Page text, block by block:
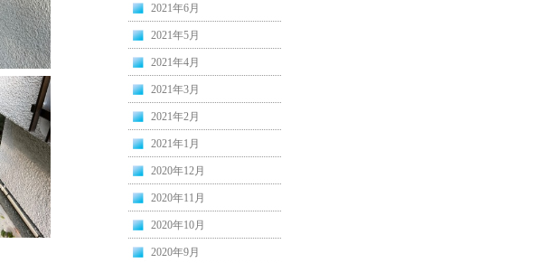
2021年6月
2021年5月
2021年4月
2021年3月
2021年2月
2021年1月
2020年12月
2020年11月
2020年10月
2020年9月